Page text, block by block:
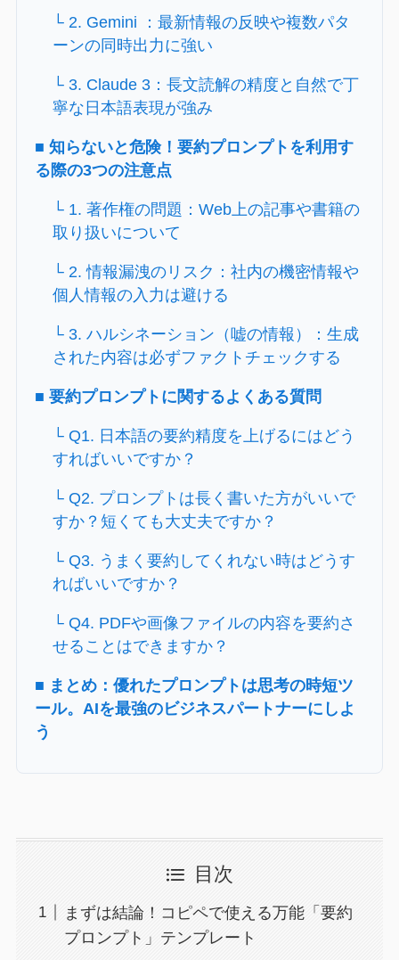
└ 2. Gemini ：最新情報の反映や複数パタ
ーンの同時出力に強い
└ 3. Claude 3：長文読解の精度と自然で丁
寧な日本語表現が強み
■ 知らないと危険！要約プロンプトを利用す
る際の3つの注意点
└ 1. 著作権の問題：Web上の記事や書籍の
取り扱いについて
└ 2. 情報漏洩のリスク：社内の機密情報や
個人情報の入力は避ける
└ 3. ハルシネーション（嘘の情報）：生成
された内容は必ずファクトチェックする
■ 要約プロンプトに関するよくある質問
└ Q1. 日本語の要約精度を上げるにはどう
すればいいですか？
└ Q2. プロンプトは長く書いた方がいいで
すか？短くても大丈夫ですか？
└ Q3. うまく要約してくれない時はどうす
ればいいですか？
└ Q4. PDFや画像ファイルの内容を要約さ
せることはできますか？
■ まとめ：優れたプロンプトは思考の時短ツ
ール。AIを最強のビジネスパートナーにしよ
う
目次
まずは結論！コピペで使える万能「要約
プロンプト」テンプレート